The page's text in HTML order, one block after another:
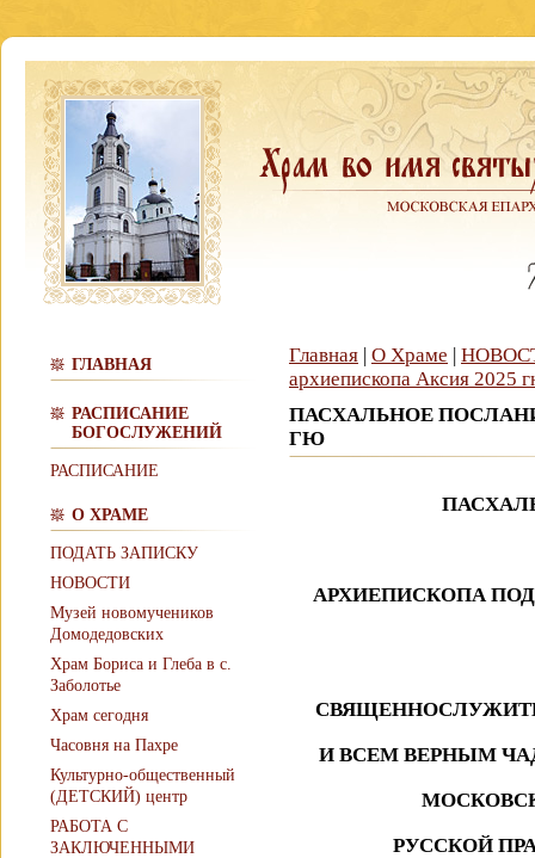
ГЛАВНАЯ
РАСПИСАНИЕ
БОГОСЛУЖЕНИЙ
РАСПИСАНИЕ
О ХРАМЕ
ПОДАТЬ ЗАПИСКУ
НОВОСТИ
Музей новомучеников
Домодедовских
Храм Бориса и Глеба в с.
Заболотье
Храм сегодня
Часовня на Пахре
Культурно-общественный
(ДЕТСКИЙ) центр
РАБОТА С
ЗАКЛЮЧЕННЫМИ
Главная | О Храме |
архиепископа Аксия 2025
ПАСХАЛЬНОЕ
ГЮ
АРХИЕПИСКОПА
И ВСЕМ ВЕРНЫМ
РУССКОЙ